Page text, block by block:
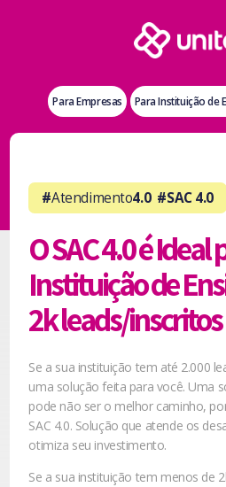
Para Empresas Para Instituição de
O SAC 4.0 é Ideal
Instituição de
2k leads/inscritos
#Atendimento4.0 #SAC 4.0
Se a sua instituição tem até 2.000
uma solução feita para você. Uma
pode não ser o melhor caminho,
SAC 4.0. Solução que atende os
otimiza seu investimento.
Se a sua instituição tem menos de